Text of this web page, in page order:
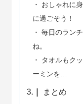
おしゃれに
に過ごそう！
毎日のラン
ね。
タオルもク
ーミンを…
3. まとめ